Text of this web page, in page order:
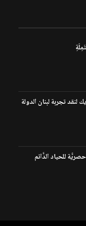
لنقد تجربة لبنان الدولة
للحياد الدَّائم